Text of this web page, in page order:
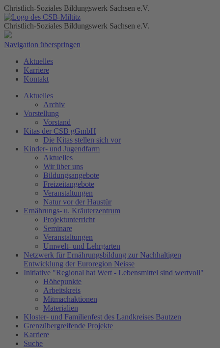
Christlich-Soziales Bildungswerk Sachsen e.V.
Christlich-Soziales Bildungswerk Sachsen e.V.
Navigation überspringen
Aktuelles
Karriere
Kontakt
Aktuelles
Archiv
Vorstellung
Vorstand
Kitas der CSB gGmbH
Die Kitas stellen sich vor
Kinder- und Jugendfarm
Aktuelles
Wir über uns
Bildungsangebote
Freizeitangebote
Veranstaltungen
Natur vor der Haustür
Ernährungs- u. Kräuterzentrum
Projektunterricht
Seminare
Veranstaltungen
Umwelt- und Lehrgarten
Netzwerk für Ernährungsbildung zur Nachhaltigen
Entwicklung der Euroregion Neisse
Initiative "Regional hat Wert - Lebensmittel sind wertvoll"
Höhepunkte
Arbeitskreis
Mitmachaktionen
Materialien
Kloster- und Familienfest des Landkreises Bautzen
Grenzübergreifende Projekte
Karriere
Suche